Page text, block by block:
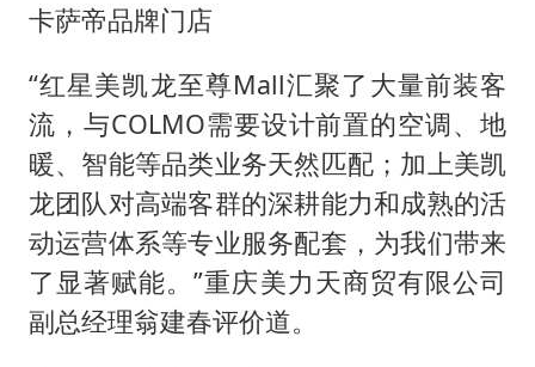
卡萨帝品牌门店
“红星美凯龙至尊Mall汇聚了大量前装客
流，与COLMO需要设计前置的空调、地
暖、智能等品类业务天然匹配；加上美凯
龙团队对高端客群的深耕能力和成熟的活
动运营体系等专业服务配套，为我们带来
了显著赋能。”重庆美力天商贸有限公司
副总经理翁建春评价道。